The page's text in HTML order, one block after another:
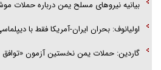
همه آقای دوربینی شده‌ایم!
قصه ناتمام سرویس مدارس
آیا مقاومت فلسطین خلع‌سلاح می‌شود؟
بیانیه نیروهای مسلح یمن درباره حملات
اولیانوف: بحران ایران-آمریکا فقط با
گاردین: حملات یمن نخستین آزمون